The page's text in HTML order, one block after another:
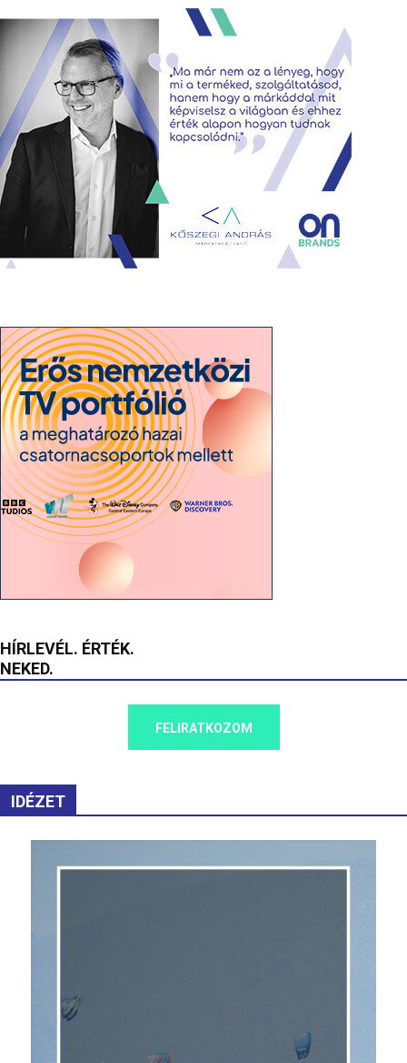
HÍRLEVÉL. ÉRTÉK.
NEKED.
FELIRATKOZOM
IDÉZET